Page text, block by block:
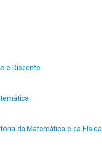
e Discente
da Matemática e da Física